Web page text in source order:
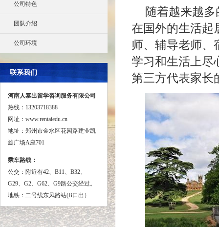
公司特色
团队介绍
公司环境
联系我们
河南人泰出留学咨询服务有限公司
热线：13203718388
网址：www.rentaiedu.cn
地址：郑州市金水区花园路建业凯
旋广场A座701
乘车路线：
公交： 附近有42、B11、B32、
G29、G2、G62、G9路公交经过。
地铁：二号线东风路站(B口出）
随着越来越
在国外的生活起
师、辅导老师、
学习和生活上尽
第三方代表家长